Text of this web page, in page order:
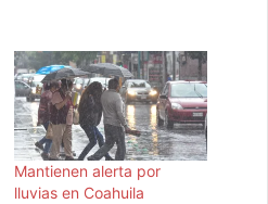
Mantienen alerta por
lluvias en Coahuila